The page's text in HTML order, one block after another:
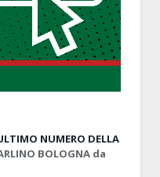
NUMERO DELLA
BOLOGNA da